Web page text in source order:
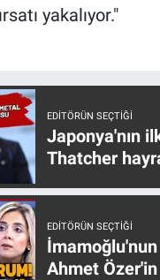
yakalıyor."
EDITÖRÜN SEÇTIĞI
Japonya'nın
Thatcher
EDITÖRÜN SEÇTIĞI
Ahmet Özer'in